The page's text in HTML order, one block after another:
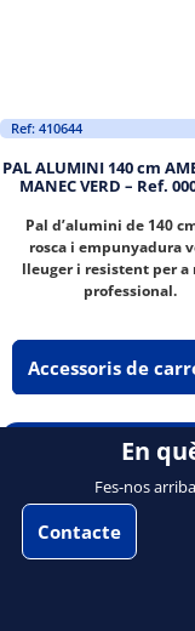
Ref: 410644
PAL ALUMINI 140 cm
MANEC VERD – Ref.
Pal d’alumini de 140
rosca i empunyadura
lleuger i resistent per a
professional.
Accessoris de
En
Fes-nos
Contacte